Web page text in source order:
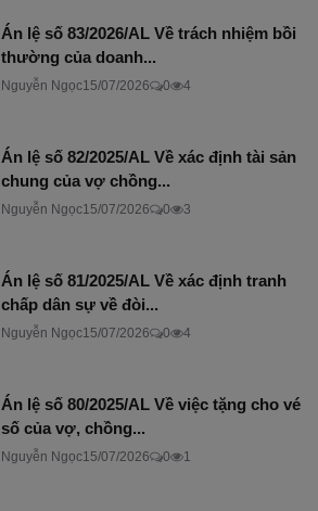
Án lệ số 83/2026/AL Về trách nhiệm bồi
thường của doanh...
Nguyễn Ngọc15/07/2026 0 4
Án lệ số 82/2025/AL Về xác định tài sản
chung của vợ chồng...
Nguyễn Ngọc15/07/2026 0 3
Án lệ số 81/2025/AL Về xác định tranh
chấp dân sự về đòi...
Nguyễn Ngọc15/07/2026 0 4
Án lệ số 80/2025/AL Về việc tặng cho vé
số của vợ, chồng...
Nguyễn Ngọc15/07/2026 0 1